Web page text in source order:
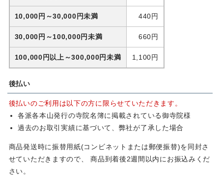
10,000円～30,000円未満 440円
30,000円～100,000円未満 660円
100,000円以上～300,000円未満 1,100円
後払い
後払いのご利用は以下の方に限らせていただきます。
各派各本山発行の寺院名簿に掲載されている御寺院様
過去のお取引実績に基づいて、弊社が了承した場合
商品発送時に振替用紙(コンビネットまたは郵便振替)を同封さ
せていただきますので、
商品到着後2週間以内にお振込みくだ
さい。